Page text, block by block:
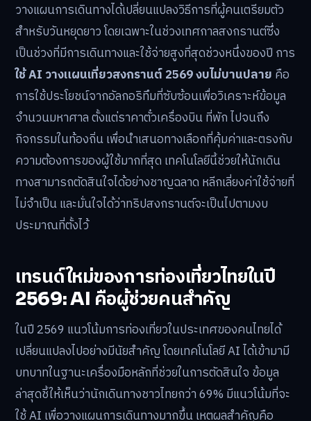
วางแผนการเดินทางได้เปลี่ยนแปลงวิธีการที่ผู้คนเตรียมตัว
สำหรับวันหยุดยาว โดยเฉพาะในช่วงเทศกาลสงกรานต์ซึ่ง
เป็นช่วงที่มีการเดินทางและใช้จ่ายสูงที่สุดช่วงหนึ่งของปี การ
ใช้ AI วางแผนเที่ยวสงกรานต์ 2569 งบไม่บานปลาย คือ
การใช้ประโยชน์จากอัลกอริทึมที่ซับซ้อนเพื่อวิเคราะห์ข้อมูล
จำนวนมหาศาล ตั้งแต่ราคาตั๋วเครื่องบิน ที่พัก ไปจนถึง
กิจกรรมในท้องถิ่น เพื่อนำเสนอทางเลือกที่คุ้มค่าและตรงกับ
ความต้องการของผู้ใช้มากที่สุด เทคโนโลยีนี้ช่วยให้นักเดิน
ทางสามารถตัดสินใจได้อย่างชาญฉลาด หลีกเลี่ยงค่าใช้จ่ายที่
ไม่จำเป็น และมั่นใจได้ว่าทริปสงกรานต์จะเป็นไปตามงบ
ประมาณที่ตั้งไว้
เทรนด์ใหม่ของการท่องเที่ยวไทยในปี
2569: AI คือผู้ช่วยคนสำคัญ
ในปี 2569 แนวโน้มการท่องเที่ยวในประเทศของคนไทยได้
เปลี่ยนแปลงไปอย่างมีนัยสำคัญ โดยเทคโนโลยี AI ได้เข้ามามี
บทบาทในฐานะเครื่องมือหลักที่ช่วยในการตัดสินใจ ข้อมูล
ล่าสุดชี้ให้เห็นว่านักเดินทางชาวไทยกว่า 69% มีแนวโน้มที่จะ
ใช้ AI เพื่อวางแผนการเดินทางมากขึ้น เหตุผลสำคัญคือ